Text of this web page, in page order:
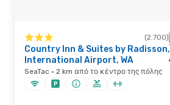
(2.700)
Country Inn & Suites by
International Airport, WA
SeaTac · 2 km από το κέντρο της πόλης